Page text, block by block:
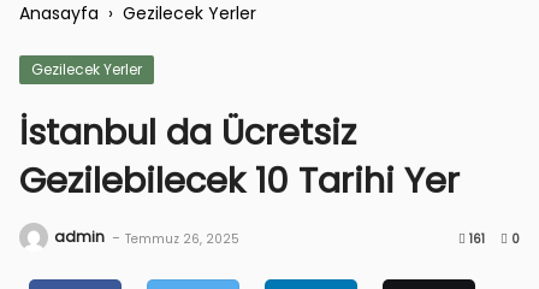
Anasayfa › Gezilecek Yerler
Gezilecek Yerler
İstanbul da Ücretsiz
Gezilebilecek 10 Tarihi Yer
admin - Temmuz 26, 2025 161 0